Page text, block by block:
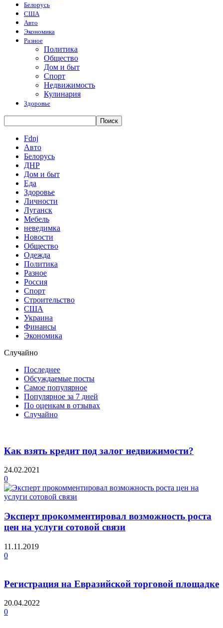
Белорусь
США
Авто
Экономика
Разное
Политика
Общество
Дом и быт
Спорт
Недвижимость
Кулинария
Здоровье
Fdnj
Авто
Белорусь
ДНР
Дом и быт
Еда
Здоровье
Личности
Луганск
Мебель
неведимка
Новости
Общество
Одежда
Политика
Разное
Россия
Спорт
Строительство
США
Украина
Финансы
Экономика
Случайно
Последнее
Обсуждаемые посты
Самое популярное
Популярное за 7 дней
По оценкам в отзывах
Случайно
Как взять кредит под залог недвижимости?
24.02.2021
0
Эксперт прокомментировал возможность роста
цен на услуги сотовой связи
11.11.2019
0
Регистрация на Евразийской торговой площадке
20.04.2022
0